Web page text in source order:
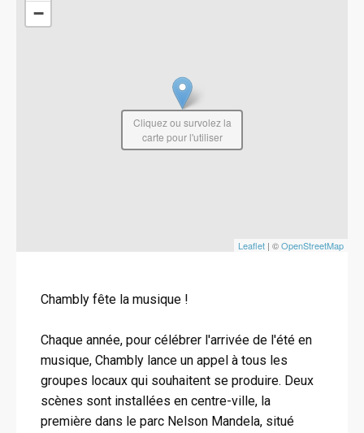
−
Leaflet | ©OpenStreetMap
Cliquez ou survolez la
carte pour l'utiliser
Chambly fête la musique !
Chaque année, pour célébrer l'arrivée de l'été en
musique, Chambly lance un appel à tous les
groupes locaux qui souhaitent se produire. Deux
scènes sont installées en centre-ville, la
première dans le parc Nelson Mandela, situé